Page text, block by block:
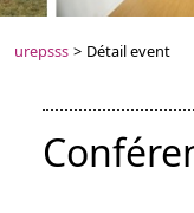
urepsss > Détail event